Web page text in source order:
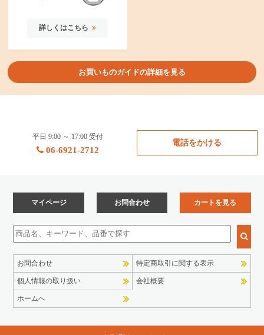
詳しくはこちら
お買いものガイドの詳細を見る
平日 9:00 ～ 17:00 受付
06-6921-2712
電話をかける
マイページ お問合わせ カートを見る
お問合わせ 特定商取引に関する表示
個人情報の取り扱い 会社概要
ホームへ